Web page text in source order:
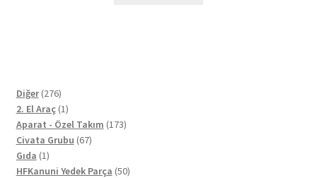
Diğer 276276
ürün
2. El Araç 11
ürün
Aparat - Özel Takım 173173
Civata Grubu 6767
Gıda 11
ürün
HFKanuni Yedek Parça 5050